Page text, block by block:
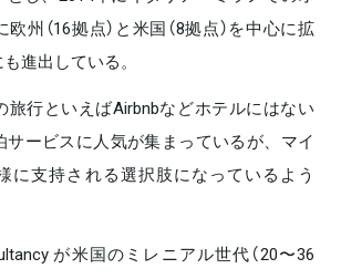
州（16拠点）と米国（8拠点）を中心に拡
進出している。
旅行といえばAirbnbなどホテルにはない
サービスに人気が集まっているが、マイ
に支持される選択肢になっているよう
が米国のミレニアル世代（20〜36